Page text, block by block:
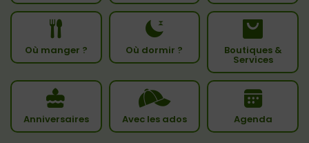
Où manger ? Où dormir ? Boutiques &
Services
Anniversaires Avec les ados Agenda